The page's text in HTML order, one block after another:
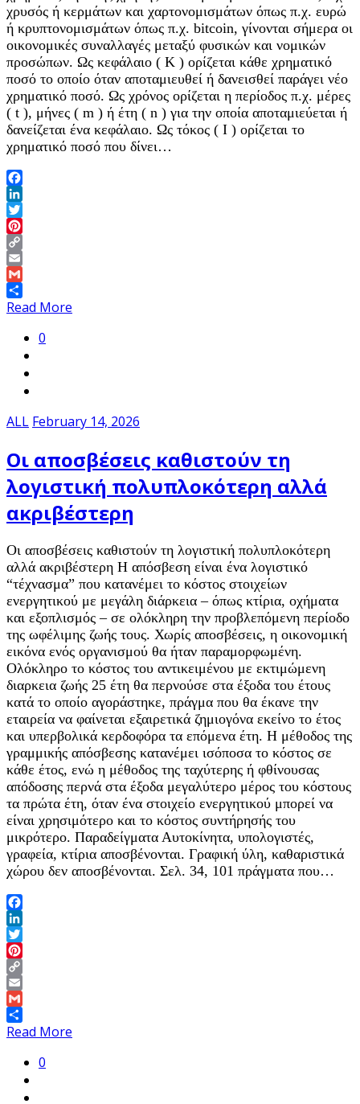
χρυσός ή κερμάτων και χαρτονομισμάτων όπως π.χ. ευρώ
ή κρυπτονομισμάτων όπως π.χ. bitcoin, γίνονται σήμερα οι
οικονομικές συναλλαγές μεταξύ φυσικών και νομικών
προσώπων. Ως κεφάλαιο ( K ) ορίζεται κάθε χρηματικό
ποσό το οποίο όταν αποταμιευθεί ή δανεισθεί παράγει νέο
χρηματικό ποσό. Ως χρόνος ορίζεται η περίοδος π.χ. μέρες
( t ), μήνες ( m ) ή έτη ( n ) για την οποία αποταμιεύεται ή
δανείζεται ένα κεφάλαιο. Ως τόκος ( I ) ορίζεται το
χρηματικό ποσό που δίνει…
Facebook
LinkedIn
Twitter
Pinterest
Copy
Link
Email
Gmail
Share
Read More
0
ALL February 14, 2026
Οι αποσβέσεις καθιστούν τη
λογιστική πολυπλοκότερη αλλά
ακριβέστερη
Οι αποσβέσεις καθιστούν τη λογιστική πολυπλοκότερη
αλλά ακριβέστερη Η απόσβεση είναι ένα λογιστικό
“τέχνασμα” που κατανέμει το κόστος στοιχείων
ενεργητικού με μεγάλη διάρκεια – όπως κτίρια, οχήματα
και εξοπλισμός – σε ολόκληρη την προβλεπόμενη περίοδο
της ωφέλιμης ζωής τους. Χωρίς αποσβέσεις, η οικονομική
εικόνα ενός οργανισμού θα ήταν παραμορφωμένη.
Ολόκληρο το κόστος του αντικειμένου με εκτιμώμενη
διαρκεια ζωής 25 έτη θα περνούσε στα έξοδα του έτους
κατά το οποίο αγοράστηκε, πράγμα που θα έκανε την
εταιρεία να φαίνεται εξαιρετικά ζημιογόνα εκείνο το έτος
και υπερβολικά κερδοφόρα τα επόμενα έτη. Η μέθοδος της
γραμμικής απόσβεσης κατανέμει ισόποσα το κόστος σε
κάθε έτος, ενώ η μέθοδος της ταχύτερης ή φθίνουσας
απόδοσης περνά στα έξοδα μεγαλύτερο μέρος του κόστους
τα πρώτα έτη, όταν ένα στοιχείο ενεργητικού μπορεί να
είναι χρησιμότερο και το κόστος συντήρησής του
μικρότερο. Παραδείγματα Αυτοκίνητα, υπολογιστές,
γραφεία, κτίρια αποσβένονται. Γραφική ύλη, καθαριστικά
χώρου δεν αποσβένονται. Σελ. 34, 101 πράγματα που…
Facebook
LinkedIn
Twitter
Pinterest
Copy
Link
Email
Gmail
Share
Read More
0